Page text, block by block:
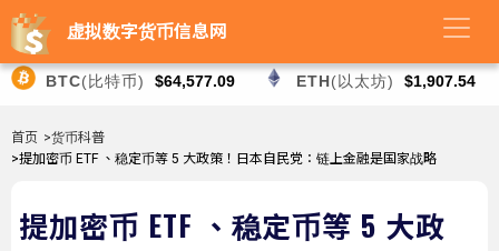
虚拟数字货币信息网
BTC(比特币) $64,577.09 ETH(以太坊) $1,907.54
首页 >货币科普
>提加密币 ETF 、稳定币等 5 大政策！日本自民党：链上金融是国家战略
提加密币 ETF 、稳定币等 5 大政